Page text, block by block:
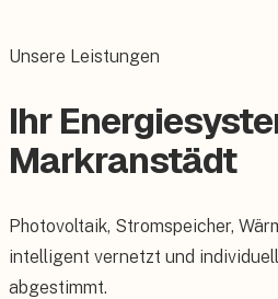
Unsere Leistungen
Ihr
Markranstädt
Photovoltaik, Stromspeicher,
intelligent vernetzt und
abgestimmt.